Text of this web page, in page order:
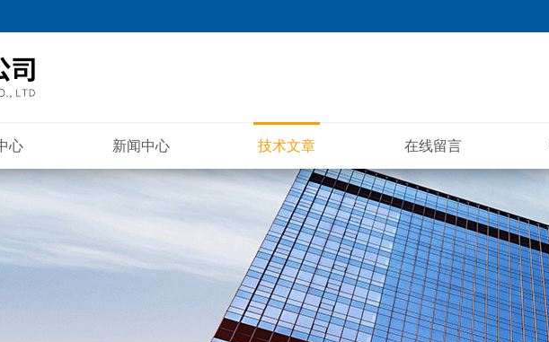
心 新闻中心 技术文章 在线留言